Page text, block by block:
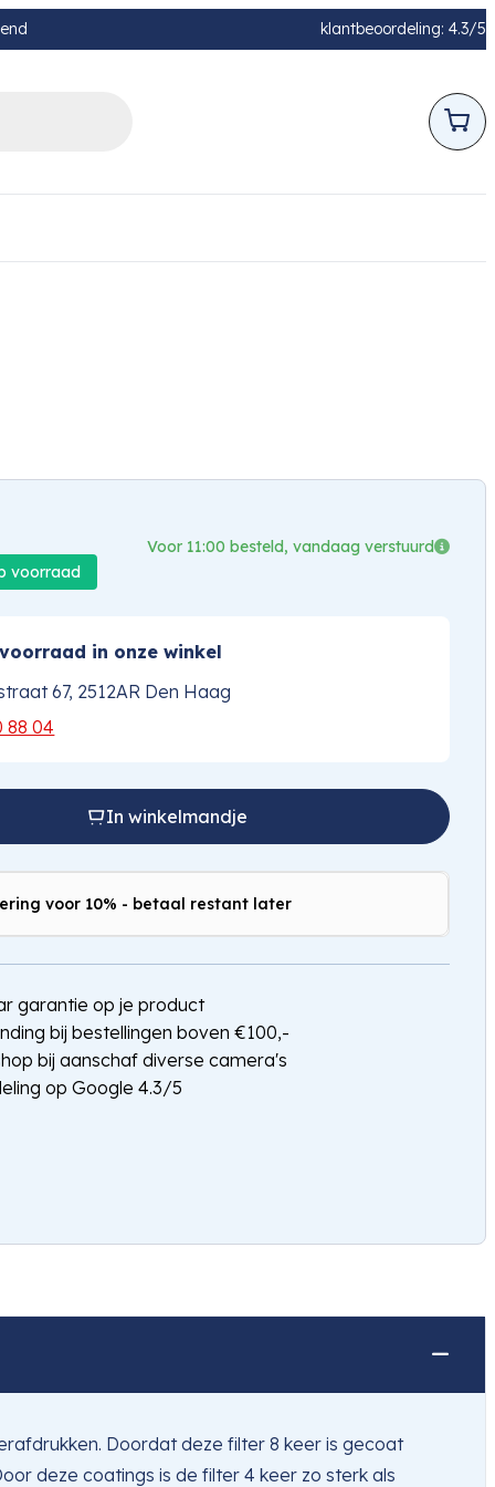
klantbeoordeling: 4.3/5
Voor 11:00 besteld, vandaag verstuurd
voorraad
in onze winkel
67, 2512AR Den Haag
88 04
In winkelmandje
voor 10% - betaal restant later
garantie op je product
bij bestellingen boven €100,-
bij aanschaf diverse camera's
op Google 4.3/5
Doordat deze filter 8 keer is gecoat
deze coatings is de filter 4 keer zo sterk als